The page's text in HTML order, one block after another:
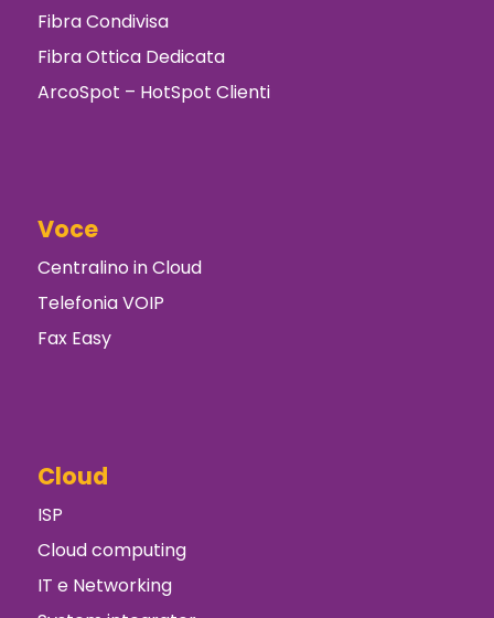
Fibra Condivisa
Fibra Ottica Dedicata
ArcoSpot – HotSpot Clienti
Voce
Centralino in Cloud
Telefonia VOIP
Fax Easy
Cloud
ISP
Cloud computing
IT e Networking